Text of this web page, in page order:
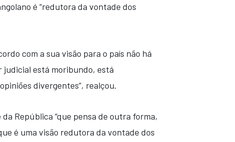
é “redutora da vontade dos
com a sua visão para o país não há
judicial está moribundo, está
divergentes”, realçou.
República “que pensa de outra forma,
é uma visão redutora da vontade dos